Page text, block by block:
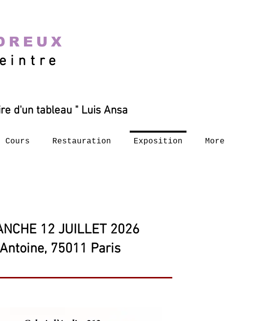
d'un tableau " Luis Ansa
Cours Restauration Exposition More
12 JUILLET 2026
75011 Paris